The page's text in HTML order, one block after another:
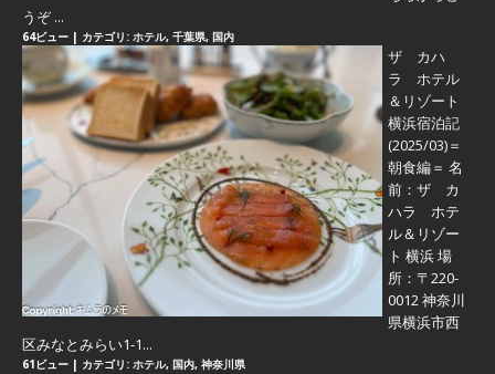
うぞ ...
64ビュー | カテゴリ: ホテル, 千葉県, 国内
ザ カハ
ラ ホテル
＆リゾート
横浜宿泊記
(2025/03)＝
朝食編＝ 名
前：ザ カ
ハラ ホテ
ル＆リゾー
ト 横浜 場
所：〒220-
0012 神奈川
県横浜市西
区みなとみらい1-1...
61ビュー | カテゴリ: ホテル, 国内, 神奈川県